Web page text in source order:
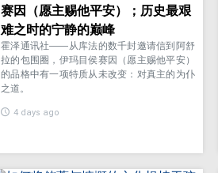
赛因（愿主赐他平安）；历史最艰
难之时的宁静的巅峰
霍泽通讯社——从库法的数千封邀请信到阿舒
拉的包围圈，伊玛目侯赛因（愿主赐他平安）
的品格中有一项特质从未改变：对真主的为仆
之道。
4 days ago